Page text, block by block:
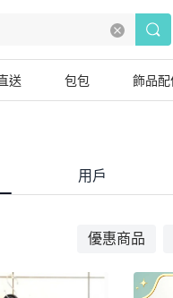
送 包包 飾品配
用戶
優惠商品